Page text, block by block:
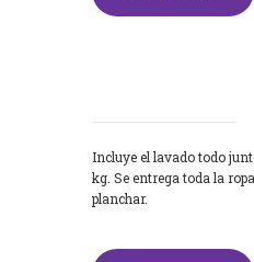
Incluye el lavado todo
kg. Se entrega toda la
planchar.